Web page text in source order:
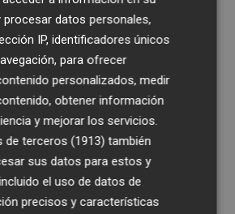
comprar una vivienda en Castellón
la actualidad de
en tu correo
suscribirme
procesar datos personales,
IP, identificadores únicos
para ofrecer
personalizados, medir
obtener información
y mejorar los servicios.
de terceros (1913) también
sus datos para estos y
el uso de datos de
precisos y características